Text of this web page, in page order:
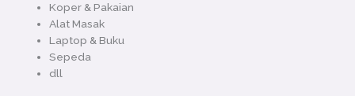
Koper & Pakaian
Alat Masak
Laptop & Buku
Sepeda
dll